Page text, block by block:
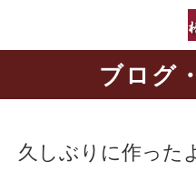
ブログ
久しぶりに作った